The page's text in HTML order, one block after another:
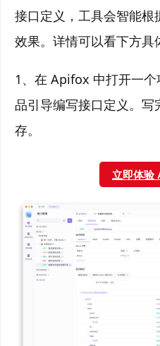
接口定义，工具会智能
效果。详情可以看下方具
1、在 Apifox 中打开一
品引导编写接口定义。写
存。
立即体验